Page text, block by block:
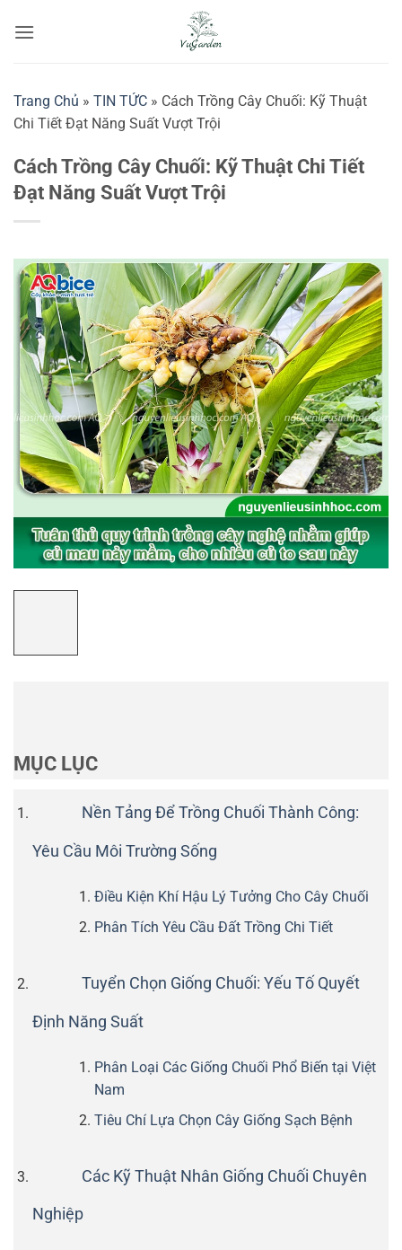
qua
Trang Chủ » TIN TỨC » Cách Trồng Cây Chuối: Kỹ Thuật
Chi Tiết Đạt Năng Suất Vượt Trội
Cách Trồng Cây Chuối: Kỹ Thuật Chi Tiết
Đạt Năng Suất Vượt Trội
MỤC LỤC
Nền Tảng Để Trồng Chuối Thành Công:
Yêu Cầu Môi Trường Sống
Điều Kiện Khí Hậu Lý Tưởng Cho Cây Chuối
Phân Tích Yêu Cầu Đất Trồng Chi Tiết
Tuyển Chọn Giống Chuối: Yếu Tố Quyết
Định Năng Suất
Phân Loại Các Giống Chuối Phổ Biến tại Việt
Nam
Tiêu Chí Lựa Chọn Cây Giống Sạch Bệnh
Các Kỹ Thuật Nhân Giống Chuối Chuyên
Nghiệp